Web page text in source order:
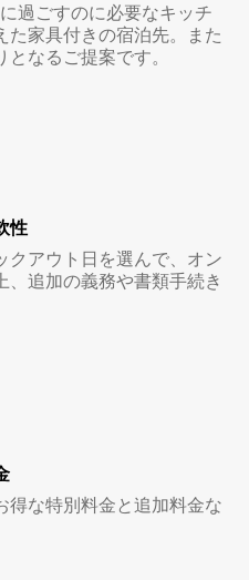
過ごすのに必要なキッチ
た家具付きの宿泊先。また
なるご提案です。
性
クアウト日を選んで、オン
追加の義務や書類手続き
得な特別料金と追加料金な